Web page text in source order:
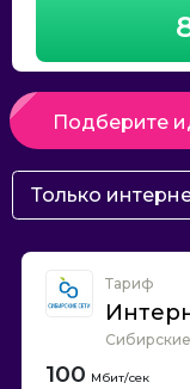
Подберите
Только
Тариф
100